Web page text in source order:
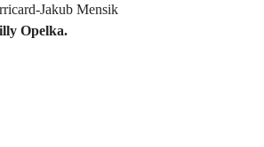
Jakub Mensik
Opelka.